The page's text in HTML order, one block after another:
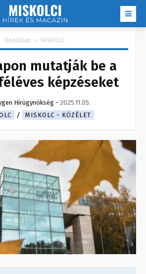
Kezdőlap MISKOLC
mutatják be a
képzéseket
Hirügynökség - 2025.11.05.
MISKOLC - KÖZÉLET